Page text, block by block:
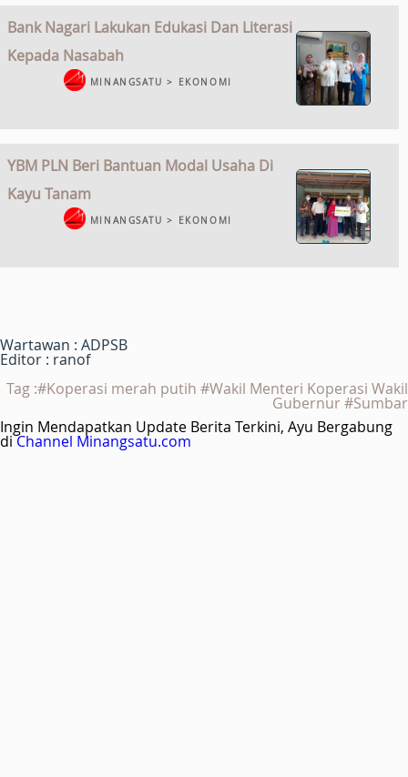
Bank Nagari Lakukan Edukasi Dan Literasi
Kepada Nasabah
MINANGSATU > EKONOMI
YBM PLN Beri Bantuan Modal Usaha Di
Kayu Tanam
MINANGSATU > EKONOMI
Wartawan : ADPSB
Editor : ranof
Tag :#Koperasi merah putih #Wakil Menteri Koperasi Wakil
Gubernur #Sumbar
Ingin Mendapatkan Update Berita Terkini, Ayu Bergabung
diChannel Minangsatu.com